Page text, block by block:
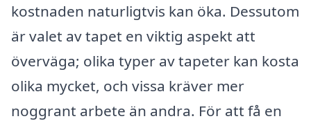
kostnaden naturligtvis kan öka. Dessutom
är valet av tapet en viktig aspekt att
överväga; olika typer av tapeter kan kosta
olika mycket, och vissa kräver mer
noggrant arbete än andra. För att få en